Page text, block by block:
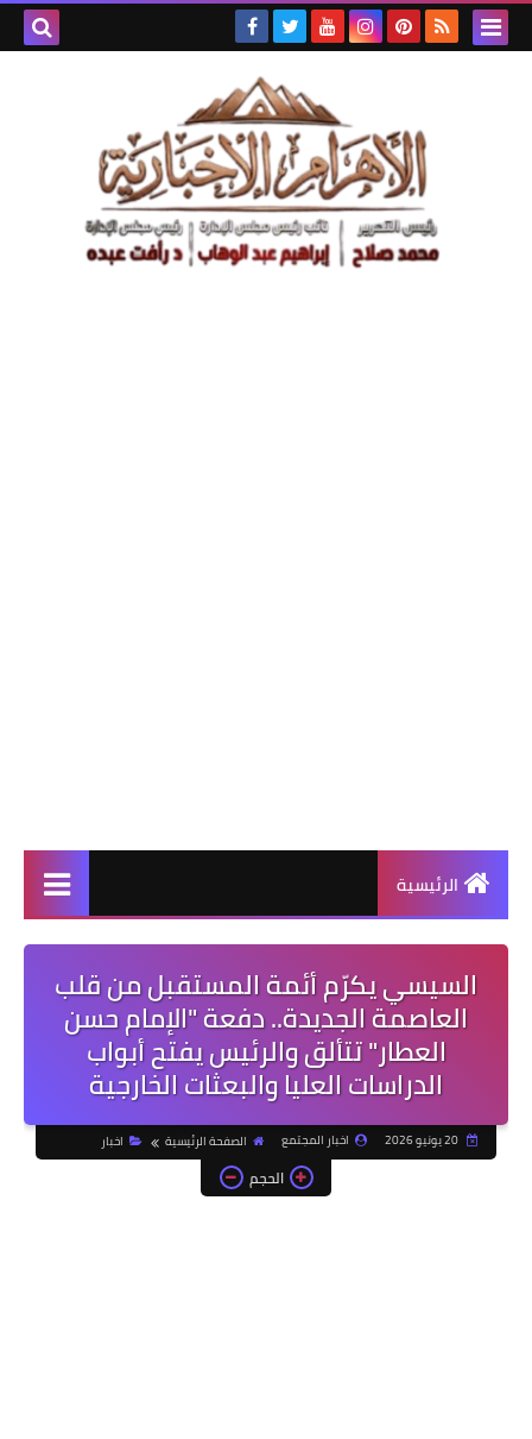
الرئيسية
السيسي يكرّم أئمة المستقبل من قلب
العاصمة الجديدة.. دفعة "الإمام حسن
العطار" تتألق والرئيس يفتح أبواب
الدراسات العليا والبعثات الخارجية
20 يونيو 2026 اخبار المجتمع الصفحة الرئيسية اخبار
الحجم